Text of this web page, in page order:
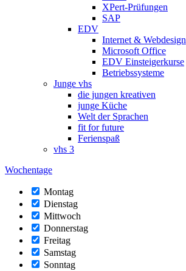
XPert-Prüfungen
SAP
EDV
Internet & Webdesign
Microsoft Office
EDV Einsteigerkurse
Betriebssysteme
Junge vhs
die jungen kreativen
junge Küche
Welt der Sprachen
fit for future
Ferienspaß
vhs 3
Wochentage
Montag
Dienstag
Mittwoch
Donnerstag
Freitag
Samstag
Sonntag